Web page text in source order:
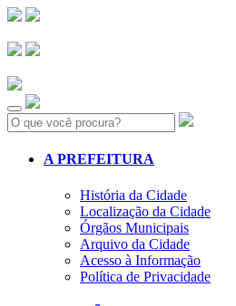
Search:
A PREFEITURA
História da Cidade
Localização da Cidade
Órgãos Municipais
Arquivo da Cidade
Acesso à Informação
Política de Privacidade